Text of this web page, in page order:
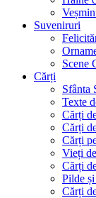
Suveniruri
Scene
Cărți
Sfânta
Texte
Cărți
Cărți
Cărți
Vieți
Cărți
Pilde
Cărți